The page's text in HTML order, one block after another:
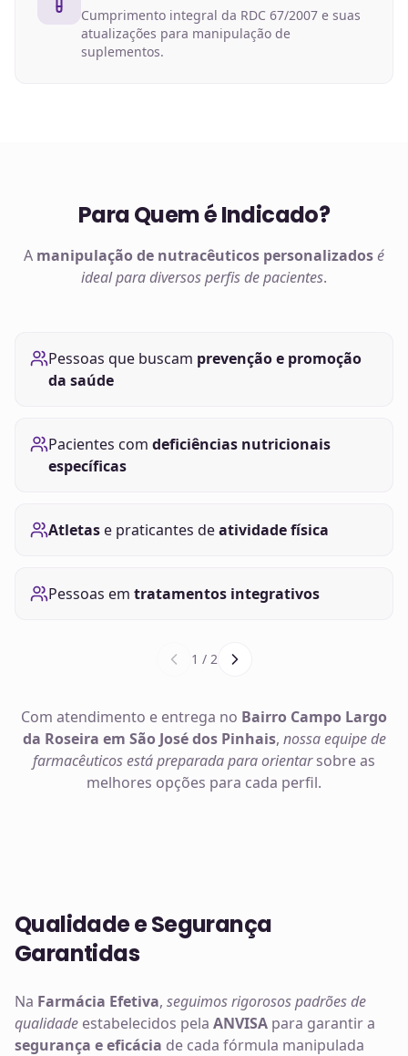
Cumprimento integral da RDC 67/2007 e suas
atualizações para manipulação de
suplementos.
Para Quem é Indicado?
A manipulação de nutracêuticos personalizadosé
ideal para diversos perfis de pacientes.
Pessoas que buscam prevenção e promoção
da saúde
Pacientes com deficiências nutricionais
específicas
Atletase praticantes deatividade física
Pessoas em tratamentos integrativos
1 / 2
Com atendimento e entrega no Bairro Campo Largo
da Roseira em São José dos Pinhais, nossa equipe de
farmacêuticos está preparada para orientarsobre as
melhores opções para cada perfil.
Qualidade e Segurança
Garantidas
Na Farmácia Efetiva, seguimos rigorosos padrões de
qualidade estabelecidos pela ANVISA para garantir a
segurança e eficácia de cada fórmula manipulada